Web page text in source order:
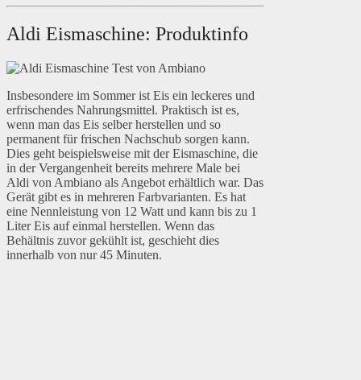
Aldi Eismaschine: Produktinfo
Insbesondere im Sommer ist Eis ein leckeres und
erfrischendes Nahrungsmittel. Praktisch ist es,
wenn man das Eis selber herstellen und so
permanent für frischen Nachschub sorgen kann.
Dies geht beispielsweise mit der Eismaschine, die
in der Vergangenheit bereits mehrere Male bei
Aldi von Ambiano als Angebot erhältlich war. Das
Gerät gibt es in mehreren Farbvarianten. Es hat
eine Nennleistung von 12 Watt und kann bis zu 1
Liter Eis auf einmal herstellen. Wenn das
Behältnis zuvor gekühlt ist, geschieht dies
innerhalb von nur 45 Minuten.